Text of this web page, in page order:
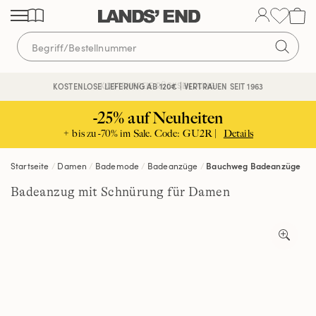
Direkt
zum
Inhalt
Direkt
zur
Navigation
Direkt
zur
Suche
KOSTENLOSE LIEFERUNG AB 120€ | VERTRAUEN SEIT 1963
KOSTENFREIE RÜCKSENDUNG
-25% auf Neuheiten
+ bis zu -70% im Sale. Code: GU2R | Details
Startseite Damen Bademode Badeanzüge Bauchweg Badeanzüge
Badeanzug mit Schnürung für Damen